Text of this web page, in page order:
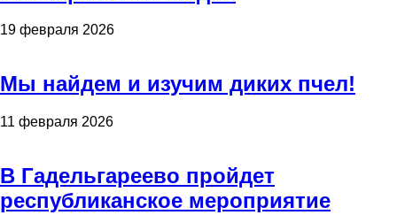
19 февраля 2026
Мы найдем и изучим диких пчел!
11 февраля 2026
В Гадельгареево пройдет
республиканское мероприятие